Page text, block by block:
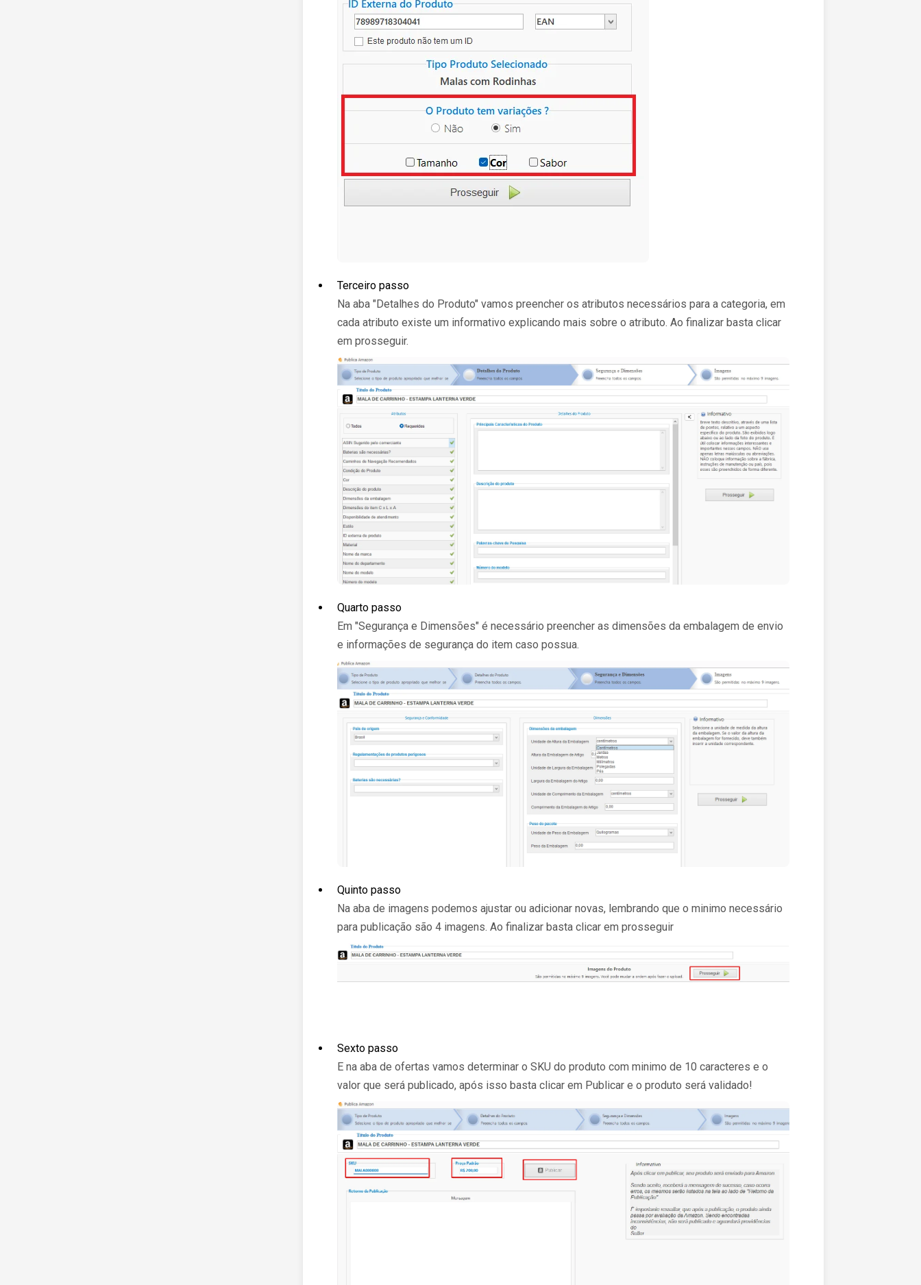
Terceiro passo
Na aba "Detalhes do Produto" vamos preencher os atributos necessários para a categoria, em
cada atributo existe um informativo explicando mais sobre o atributo. Ao finalizar basta clicar
em prosseguir.
Quarto passo
Em "Segurança e Dimensões" é necessário preencher as dimensões da embalagem de envio
e informações de segurança do item caso possua.
Quinto passo
Na aba de imagens podemos ajustar ou adicionar novas, lembrando que o minimo necessário
para publicação são 4 imagens. Ao finalizar basta clicar em prosseguir
Sexto passo
E na aba de ofertas vamos determinar o SKU do produto com minimo de 10 caracteres e o
valor que será publicado, após isso basta clicar em Publicar e o produto será validado!